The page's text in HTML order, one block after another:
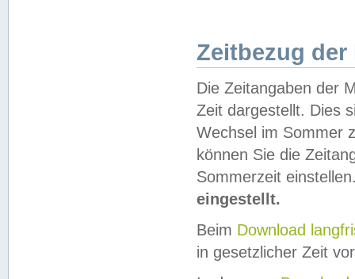
Zeitbezug der
Die Zeitangaben der
Zeit dargestellt. Dies
Wechsel im Sommer
können Sie die
Sommerzeit
eingestellt.
Beim Download
in gesetzlicher Zeit